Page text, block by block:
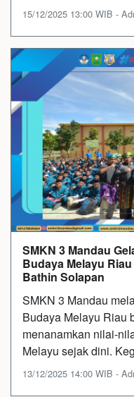
15/12/2025 13:00 WIB -
SMKN 3 Mandau
Budaya Melayu
Bathin Solapan
SMKN 3 Mandau
Budaya Melayu Riau
menanamkan nilai-
Melayu sejak dini.
13/12/2025 14:00 WIB -